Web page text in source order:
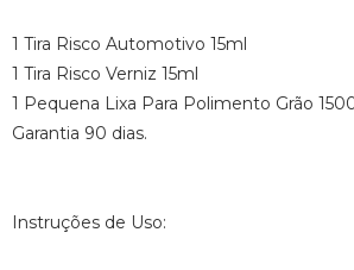
1 Tira Risco Automotivo 15ml
1 Tira Risco Verniz 15ml
1 Pequena Lixa Para Polimento Grão
Garantia 90 dias.
Instruções de Uso: